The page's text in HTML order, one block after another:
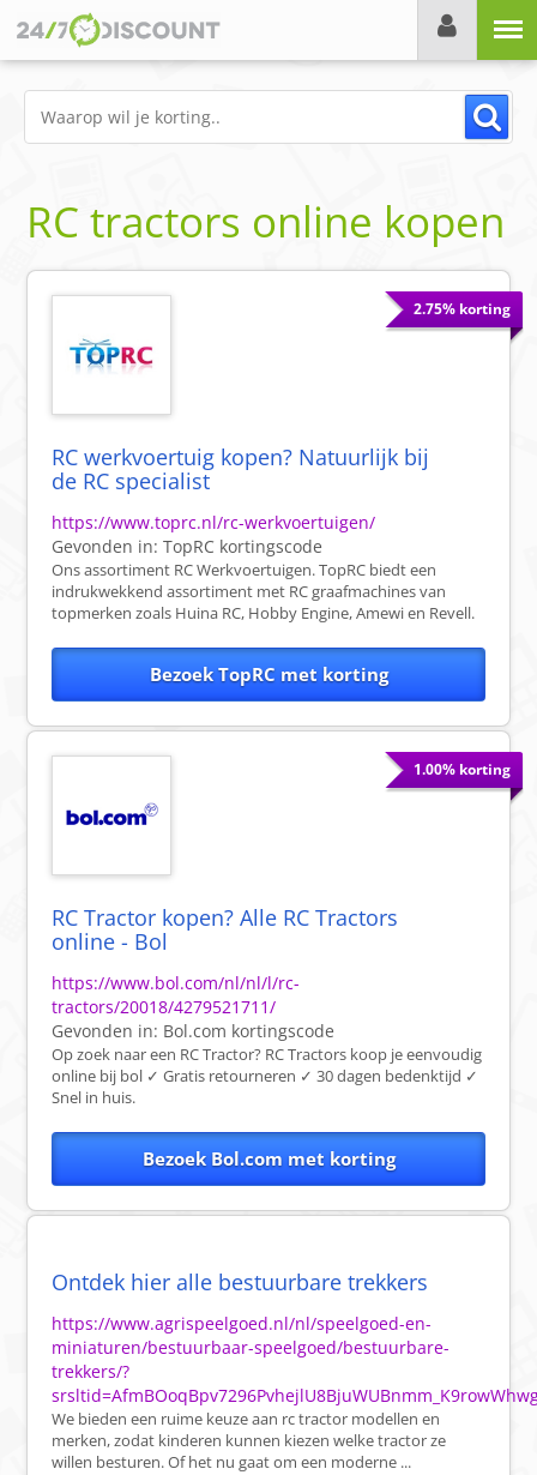
RC tractors online kopen
2.75% korting
RC werkvoertuig kopen? Natuurlijk bij
de RC specialist
https://www.toprc.nl/rc-werkvoertuigen/
Gevonden in:TopRC kortingscode
Ons assortiment RC Werkvoertuigen. TopRC biedt een
indrukwekkend assortiment met RC graafmachines van
topmerken zoals Huina RC, Hobby Engine, Amewi en Revell.
Bezoek TopRC met korting
1.00% korting
RC Tractor kopen? Alle RC Tractors
online - Bol
https://www.bol.com/nl/nl/l/rc-
tractors/20018/4279521711/
Gevonden in: Bol.com kortingscode
Op zoek naar een RC Tractor? RC Tractors koop je eenvoudig
online bij bol ✓ Gratis retourneren ✓ 30 dagen bedenktijd ✓
Snel in huis.
Bezoek Bol.com met korting
Ontdek hier alle bestuurbare trekkers
https://www.agrispeelgoed.nl/nl/speelgoed-en-
miniaturen/bestuurbaar-speelgoed/bestuurbare-
trekkers/?
We bieden een ruime keuze aan rc tractor modellen en
merken, zodat kinderen kunnen kiezen welke tractor ze
willen besturen. Of het nu gaat om een moderne ...